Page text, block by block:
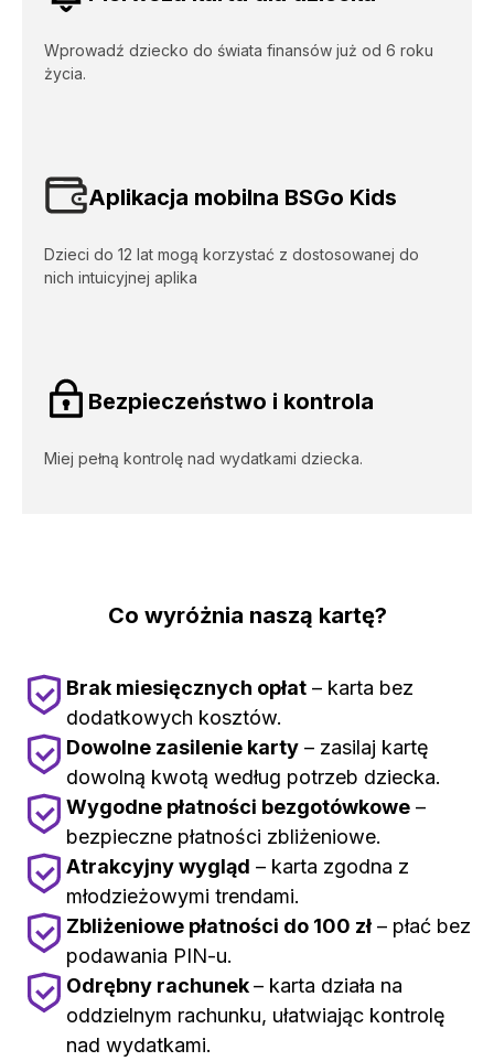
Wprowadź dziecko do świata finansów już od 6 roku
życia.
Aplikacja mobilna BSGo Kids
Dzieci do 12 lat mogą korzystać z dostosowanej do
nich intuicyjnej aplika
Bezpieczeństwo i kontrola
Miej pełną kontrolę nad wydatkami dziecka.
Co wyróżnia naszą kartę?
Brak miesięcznych opłat – karta bez
dodatkowych kosztów.
Dowolne zasilenie karty – zasilaj kartę
dowolną kwotą według potrzeb dziecka.
Wygodne płatności bezgotówkowe –
bezpieczne płatności zbliżeniowe.
Atrakcyjny wygląd – karta zgodna z
młodzieżowymi trendami.
Zbliżeniowe płatności do 100 zł – płać bez
podawania PIN-u.
Odrębny rachunek– karta działa na
oddzielnym rachunku, ułatwiając kontrolę
nad wydatkami.